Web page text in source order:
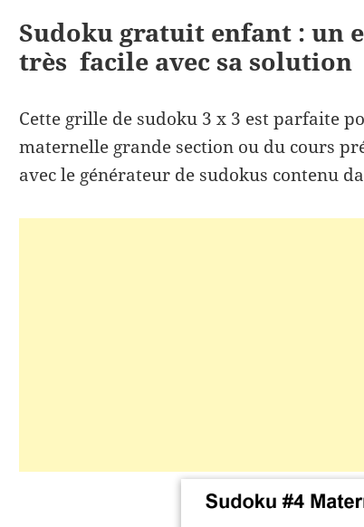
Sudoku gratuit enfant : un
très facile avec sa solution
Cette grille de sudoku 3 x 3 est parfaite
maternelle grande section ou du cours
avec le générateur de sudokus contenu